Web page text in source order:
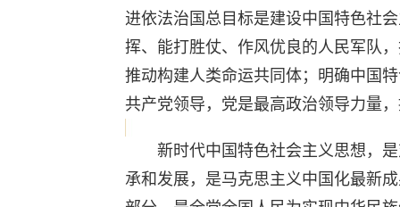
进依法治国总目标是建设中国特色社
挥、能打胜仗、作风优良的人民军队
推动构建人类命运共同体；明确中国
共产党领导，党是最高政治领导力量
新时代中国特色社会主义思想，是
承和发展，是马克思主义中国化最新